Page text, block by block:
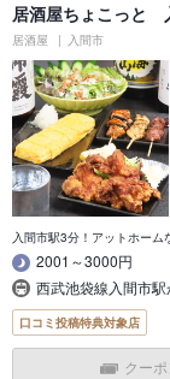
居酒屋ちょこっと
居酒屋 入間市
入間市駅3分！アットホーム
2001～3000円
西武池袋線入間市
口コミ投稿特典対象店
クー